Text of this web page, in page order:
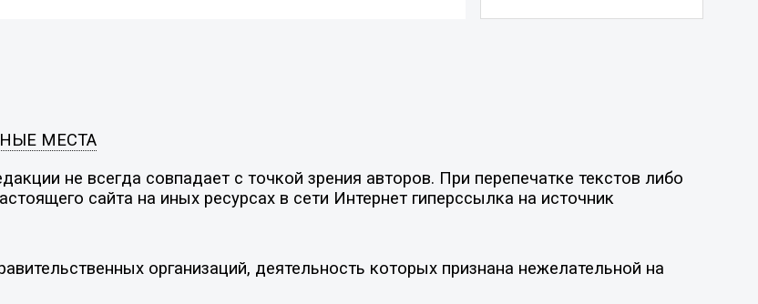
МЕСТА
не всегда совпадает с точкой зрения авторов. При перепечатке текстов либо
сайта на иных ресурсах в сети Интернет гиперссылка на источник
организаций, деятельность которых признана нежелательной на